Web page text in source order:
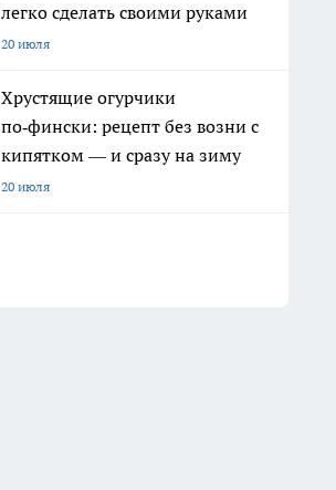
легко сделать своими руками
20 июля
Хрустящие огурчики
по‑фински: рецепт без возни с
кипятком — и сразу на зиму
20 июля